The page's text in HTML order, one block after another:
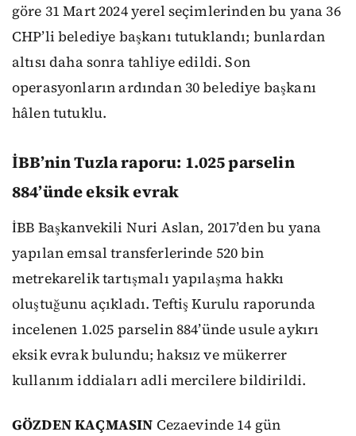
göre 31 Mart 2024 yerel seçimlerinden bu yana 36
CHP’li belediye başkanı tutuklandı; bunlardan
altısı daha sonra tahliye edildi. Son
operasyonların ardından 30 belediye başkanı
hâlen tutuklu.
İBB’nin Tuzla raporu: 1.025 parselin
884’ünde eksik evrak
İBB Başkanvekili Nuri Aslan, 2017’den bu yana
yapılan emsal transferlerinde 520 bin
metrekarelik tartışmalı yapılaşma hakkı
oluştuğunu açıkladı. Teftiş Kurulu raporunda
incelenen 1.025 parselin 884’ünde usule aykırı
eksik evrak bulundu; haksız ve mükerrer
kullanım iddiaları adli mercilere bildirildi.
GÖZDEN KAÇMASIN Cezaevinde 14 gün